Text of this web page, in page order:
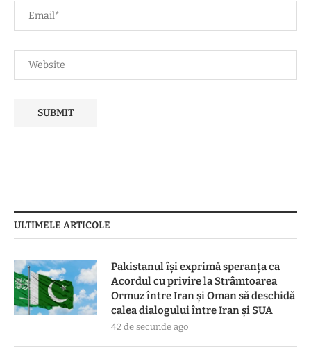
ULTIMELE ARTICOLE
Pakistanul îşi exprimă speranţa ca
Acordul cu privire la Strâmtoarea
Ormuz între Iran şi Oman să deschidă
calea dialogului între Iran şi SUA
42 de secunde ago